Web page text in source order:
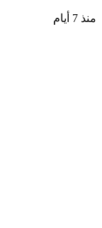
منذ 7 أيام